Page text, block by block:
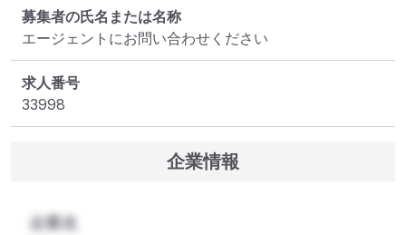
募集者の氏名または名称
エージェントにお問い合わせください
求人番号
33998
企業情報
企業名